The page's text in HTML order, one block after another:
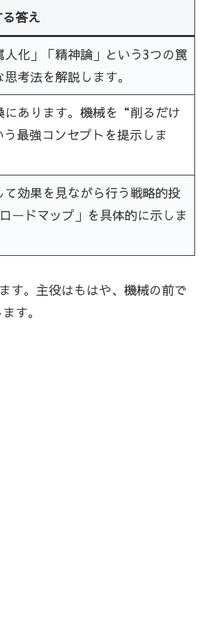
答え
化」「精神論」という3つの罠
考法を解説します。
にあります。機械を“削るだけ
最強コンセプトを提示しま
効果を見ながら行う戦略的投
ードマップ」を具体的に示しま
す。主役はもはや、機械の前で
す。